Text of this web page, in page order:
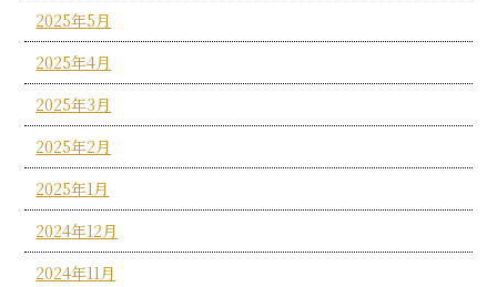
2025年5月
2025年4月
2025年3月
2025年2月
2025年1月
2024年12月
2024年11月